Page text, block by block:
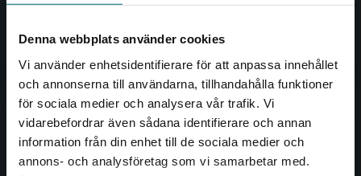
Denna webbplats använder cookies
Vi använder enhetsidentifierare för att anpassa innehållet
och annonserna till användarna, tillhandahålla funktioner
för sociala medier och analysera vår trafik. Vi
vidarebefordrar även sådana identifierare och annan
information från din enhet till de sociala medier och
annons- och analysföretag som vi samarbetar med.
Begränsad fraktregion
och öppnar dörren till nya världar och möjligheter för
såväl barn som vuxna.
Nypon och Vilja förlag är en del av Studentlitteratur.
Kontakta oss
Kontakta oss